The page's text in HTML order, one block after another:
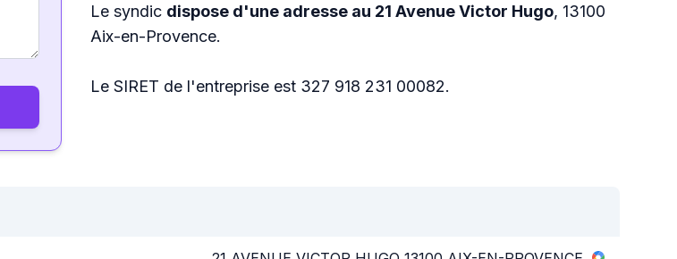
Le syndic dispose d'une adresse au 21 Avenue Victor Hugo, 13100
Aix-en-Provence.
Le SIRET de l'entreprise est 327 918 231 00082.